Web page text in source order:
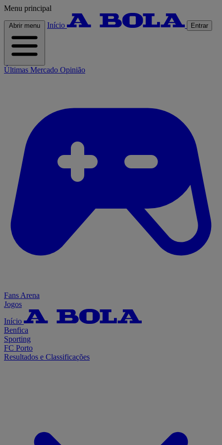
Menu principal
Abrir menu Início Entrar
Últimas Mercado Opinião
Fans Arena
Jogos
Início
Benfica
Sporting
FC Porto
Resultados e Classificações